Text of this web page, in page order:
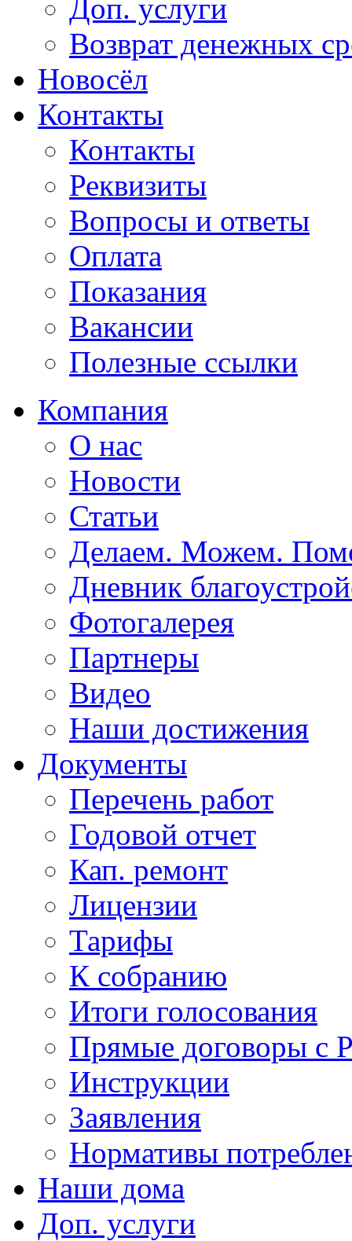
Доп. услуги
Возврат денежных
Новосёл
Контакты
Контакты
Реквизиты
Вопросы и ответы
Оплата
Показания
Вакансии
Полезные ссылки
Компания
О нас
Новости
Статьи
Делаем. Можем.
Дневник
Фотогалерея
Партнеры
Видео
Наши достижения
Документы
Перечень работ
Годовой отчет
Кап. ремонт
Лицензии
Тарифы
К собранию
Итоги голосования
Прямые договоры с
Инструкции
Заявления
Нормативы
Наши дома
Доп. услуги